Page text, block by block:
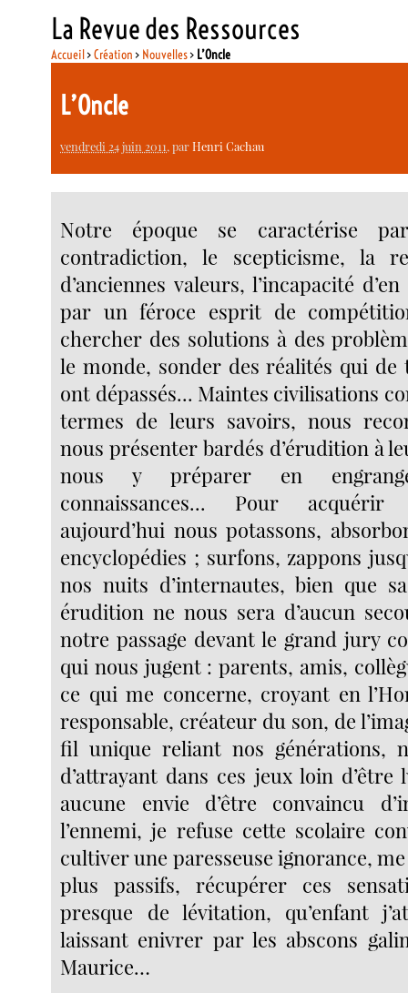
La Revue des Ressources
Accueil>Création > Nouvelles> L’Oncle
L’Oncle
vendredi 24 juin 2011, parHenri Cachau
Notre époque se caractérise
contradiction, le scepticisme, la
d’anciennes valeurs, l’incapacité
par un féroce esprit de
chercher des solutions à des
le monde, sonder des réalités qui
ont dépassés... Maintes civilisations
termes de leurs savoirs, nous
nous présenter bardés d’érudition à
nous y préparer en
connaissances... Pour
aujourd’hui nous potassons,
encyclopédies ; surfons, zappons
nos nuits d’internautes, bien que
érudition ne nous sera d’aucun
notre passage devant le grand jury
qui nous jugent : parents, amis,
ce qui me concerne, croyant en
responsable, créateur du son, de
fil unique reliant nos générations,
d’attrayant dans ces jeux loin d’être
aucune envie d’être convaincu
l’ennemi, je refuse cette scolaire
cultiver une paresseuse ignorance,
plus passifs, récupérer ces
presque de lévitation, qu’enfant
laissant enivrer par les abscons
Maurice…